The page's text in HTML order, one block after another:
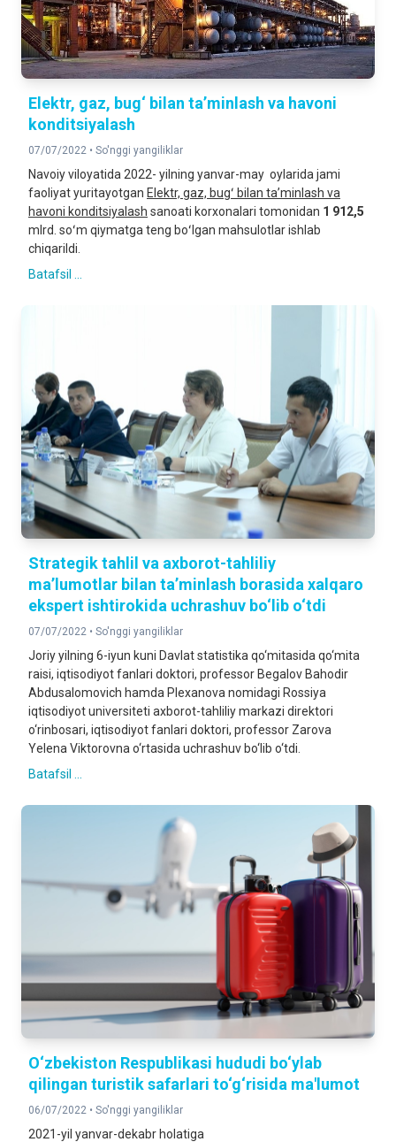
Elektr, gaz, bug‘ bilan ta’minlash va havoni
konditsiyalash
07/07/2022 • So'nggi yangiliklar
Navoiy viloyatida 2022- yilning yanvar-may oylarida jami
faoliyat yuritayotgan Elektr, gaz, bugʻ bilan taʼminlash va
havoni konditsiyalash sanoati korxonalari tomonidan 1 912,5
mlrd. soʻm qiymatga teng boʻlgan mahsulotlar ishlab
chiqarildi.
Batafsil ...
Strategik tahlil va axborot-tahliliy
ma’lumotlar bilan ta’minlash borasida xalqaro
ekspert ishtirokida uchrashuv bo‘lib o‘tdi
07/07/2022 • So'nggi yangiliklar
Joriy yilning 6-iyun kuni Davlat statistika qo‘mitasida qo‘mita
raisi, iqtisodiyot fanlari doktori, professor Begalov Bahodir
Abdusalomovich hamda Plexanova nomidagi Rossiya
iqtisodiyot universiteti axborot-tahliliy markazi direktori
o‘rinbosari, iqtisodiyot fanlari doktori, professor Zarova
Yelena Viktorovna o‘rtasida uchrashuv bo‘lib o‘tdi.
Batafsil ...
O‘zbekiston Respublikasi hududi bo‘ylab
qilingan turistik safarlari to‘g‘risida ma'lumot
06/07/2022 • So'nggi yangiliklar
2021-yil yanvar-dekabr holatiga